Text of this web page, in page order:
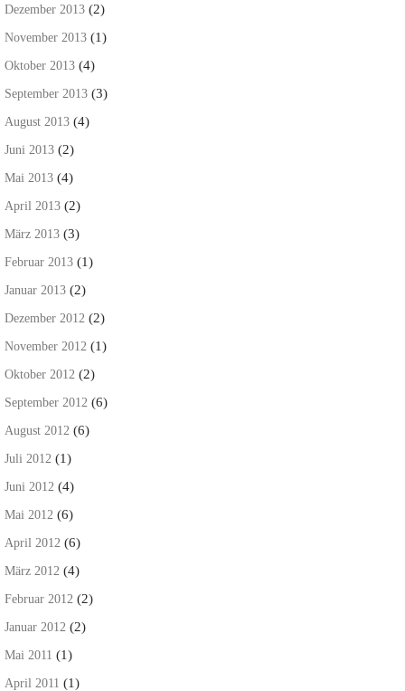
Dezember 2013 (2)
November 2013 (1)
Oktober 2013 (4)
September 2013 (3)
August 2013 (4)
Juni 2013 (2)
Mai 2013 (4)
April 2013 (2)
März 2013 (3)
Februar 2013 (1)
Januar 2013 (2)
Dezember 2012 (2)
November 2012 (1)
Oktober 2012 (2)
September 2012 (6)
August 2012 (6)
Juli 2012 (1)
Juni 2012 (4)
Mai 2012 (6)
April 2012 (6)
März 2012 (4)
Februar 2012 (2)
Januar 2012 (2)
Mai 2011 (1)
April 2011 (1)